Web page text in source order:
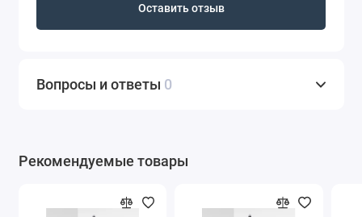
Оставить отзыв
Вопросы и ответы 0
Рекомендуемые товары